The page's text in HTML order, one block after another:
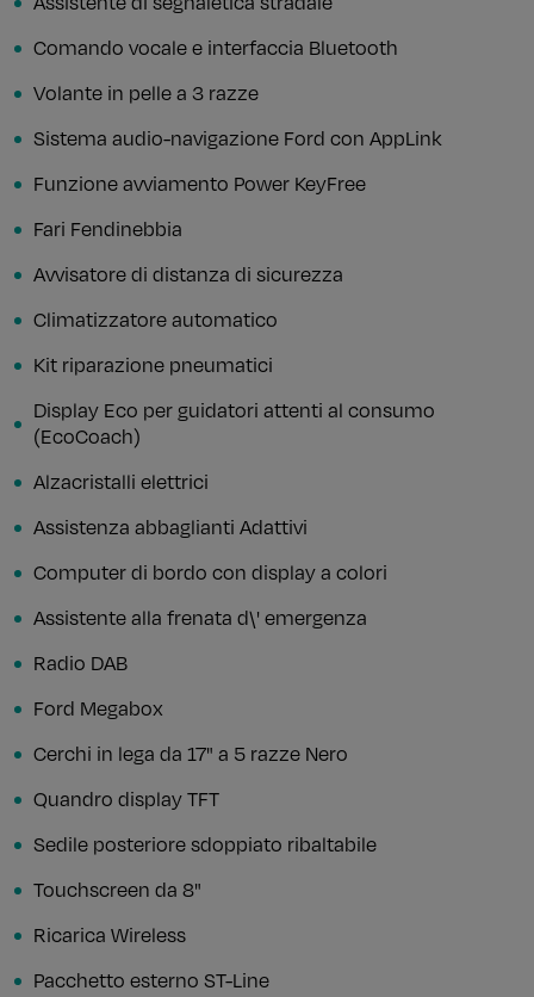
Comando vocale e interfaccia Bluetooth
Volante in pelle a 3 razze
Sistema audio-navigazione Ford con AppLink
Funzione avviamento Power KeyFree
Fari Fendinebbia
Avvisatore di distanza di sicurezza
Climatizzatore automatico
Kit riparazione pneumatici
Display Eco per guidatori attenti al consumo
(EcoCoach)
Alzacristalli elettrici
Assistenza abbaglianti Adattivi
Computer di bordo con display a colori
Assistente alla frenata d\' emergenza
Radio DAB
Ford Megabox
Cerchi in lega da 17" a 5 razze Nero
Quandro display TFT
Sedile posteriore sdoppiato ribaltabile
Touchscreen da 8"
Ricarica Wireless
Pacchetto esterno ST-Line